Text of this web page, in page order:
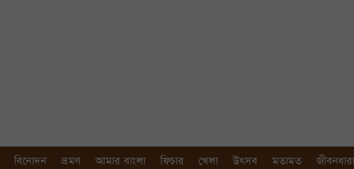
বিনোদন ভ্রমণ আমার বাংলা ফিচার খেলা উৎসব মতামত জীবনধারা